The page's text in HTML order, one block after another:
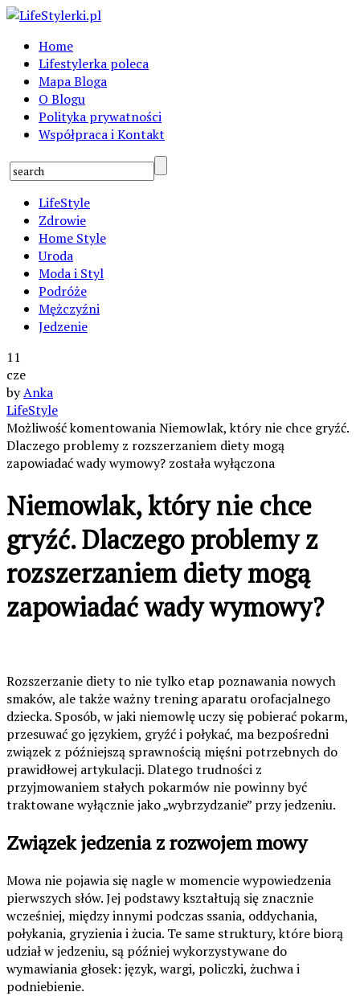
Home
Lifestylerka poleca
Mapa Bloga
O Blogu
Polityka prywatności
Współpraca i Kontakt
LifeStyle
Zdrowie
Home Style
Uroda
Moda i Styl
Podróże
Mężczyźni
Jedzenie
11
cze
byAnka
LifeStyle
Możliwość komentowaniaNiemowlak, który nie chce gryźć.
Dlaczego problemy z rozszerzaniem diety mogą
zapowiadać wady wymowy? została wyłączona
Niemowlak, który nie chce
gryźć. Dlaczego problemy z
rozszerzaniem diety mogą
zapowiadać wady wymowy?
Rozszerzanie diety to nie tylko etap poznawania nowych
smaków, ale także ważny trening aparatu orofacjalnego
dziecka. Sposób, w jaki niemowlę uczy się pobierać pokarm,
przesuwać go językiem, gryźć i połykać, ma bezpośredni
związek z późniejszą sprawnością mięśni potrzebnych do
prawidłowej artykulacji. Dlatego trudności z
przyjmowaniem stałych pokarmów nie powinny być
traktowane wyłącznie jako „wybrzydzanie” przy jedzeniu.
Związek jedzenia z rozwojem mowy
Mowa nie pojawia się nagle w momencie wypowiedzenia
pierwszych słów. Jej podstawy kształtują się znacznie
wcześniej, między innymi podczas ssania, oddychania,
połykania, gryzienia i żucia. Te same struktury, które biorą
udział w jedzeniu, są później wykorzystywane do
wymawiania głosek: język, wargi, policzki, żuchwa i
podniebienie.